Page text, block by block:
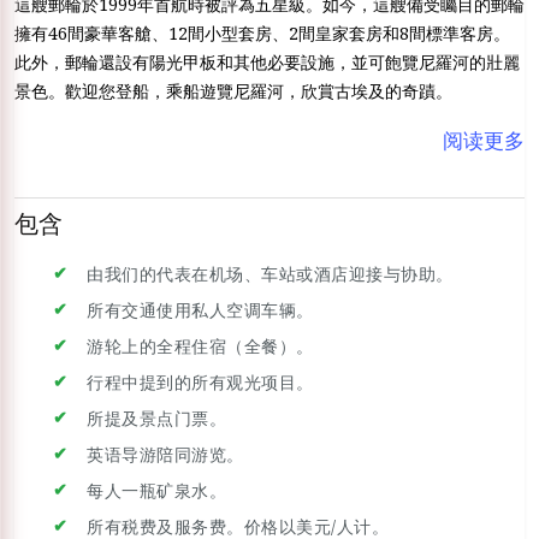
擁有46間豪華客艙、12間小型套房、2間皇家套房和8間標準客房。
此外，郵輪還設有陽光甲板和其他必要設施，並可飽覽尼羅河的壯麗
景色。歡迎您登船，乘船遊覽尼羅河，欣賞古埃及的奇蹟。
阅读更多
包含
由我们的代表在机场、车站或酒店迎接与协助。
所有交通使用私人空调车辆。
游轮上的全程住宿（全餐）。
行程中提到的所有观光项目。
所提及景点门票。
英语导游陪同游览。
每人一瓶矿泉水。
所有税费及服务费。价格以美元/人计。